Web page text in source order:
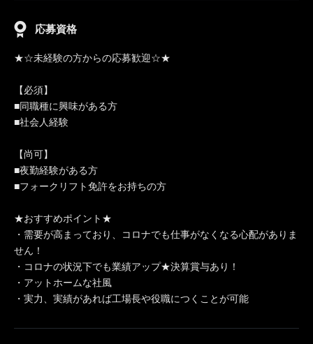
応募資格
★☆未経験の方からの応募歓迎☆★
【必須】
■同職種に興味がある方
■社会人経験
【尚可】
■夜勤経験がある方
■フォークリフト免許をお持ちの方
★おすすめポイント★
・需要が高まっており、コロナでも仕事がなくなる心配がありま
せん！
・コロナの状況下でも業績アップ★決算賞与あり！
・アットホームな社風
・実力、実績があれば工場長や役職につくことが可能